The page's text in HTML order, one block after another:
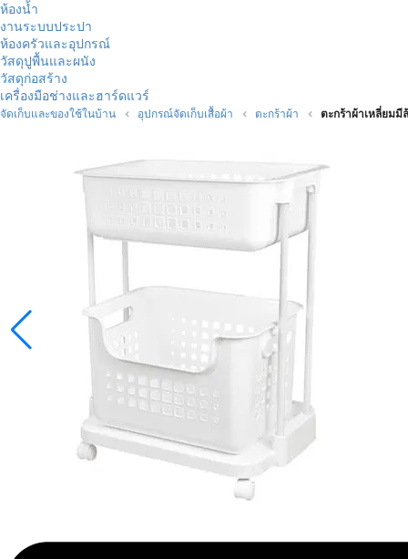
ห้องน้ำ
งานระบบประปา
ห้องครัวและอุปกรณ์
วัสดุปูพื้นและผนัง
วัสดุก่อสร้าง
เครื่องมือช่างและฮาร์ดแวร์
จัดเก็บและของใช้ในบ้าน อุปกรณ์จัดเก็บเสื้อผ้า ตะกร้าผ้า ตะกร้าผ้าเหลี่ยมมี